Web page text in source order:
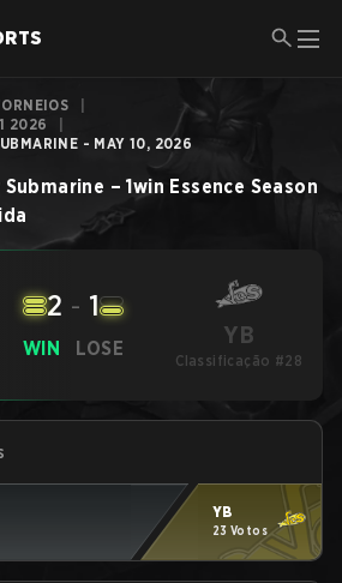
2026
- MAY 10, 2026
Submarine –1win Essence Season
WIN
2 - 1
LOSE YB
Classificação #28
YB
23 Votos